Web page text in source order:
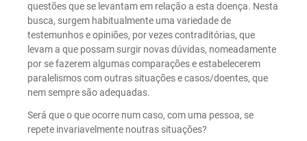
questões que se levantam em relação a esta doença. Nesta
busca, surgem habitualmente uma variedade de
testemunhos e opiniões, por vezes contraditórias, que
levam a que possam surgir novas dúvidas, nomeadamente
por se fazerem algumas comparações e estabelecerem
paralelismos com outras situações e casos/doentes, que
nem sempre são adequadas.
Será que o que ocorre num caso, com uma pessoa, se
repete invariavelmente noutras situações?